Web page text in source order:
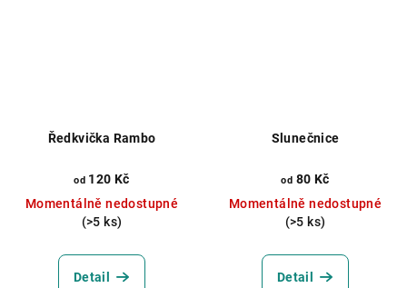
Ředkvička Rambo
od 120 Kč
Momentálně nedostupné
(>5 ks)
Detail
Slunečnice
od 80 Kč
Momentálně nedostupné
(>5 ks)
Detail